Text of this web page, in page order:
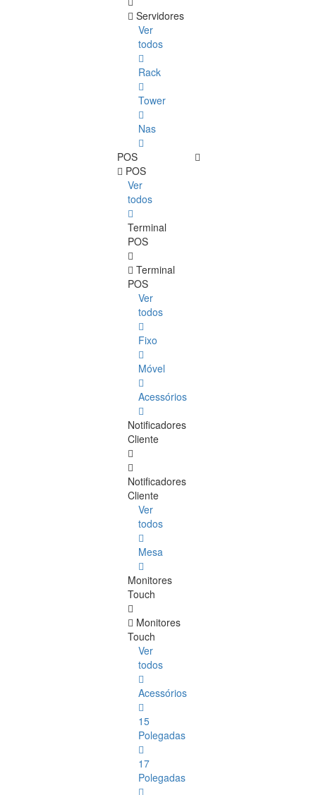
Servidores
Ver
todos
Rack
Tower
Nas
POS
POS
Ver
todos
Terminal
POS
Terminal
POS
Ver
todos
Fixo
Móvel
Acessórios
Notificadores
Cliente
Notificadores
Cliente
Ver
todos
Mesa
Monitores
Touch
Monitores
Touch
Ver
todos
Acessórios
15
Polegadas
17
Polegadas